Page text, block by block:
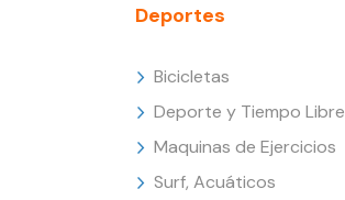
Deportes
Bicicletas
Deporte y Tiempo Libre
Maquinas de Ejercicios
Surf, Acuáticos